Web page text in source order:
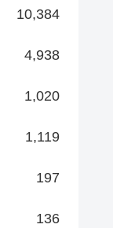
10,384
4,938
1,020
1,119
197
136